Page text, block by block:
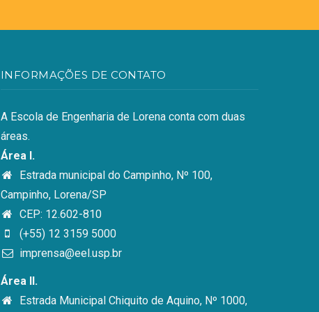
INFORMAÇÕES DE CONTATO
A Escola de Engenharia de Lorena conta com duas
áreas.
Área I.
Estrada municipal do Campinho, Nº 100,
Campinho, Lorena/SP
CEP: 12.602-810
(+55) 12 3159 5000
imprensa@eel.usp.br
Área II.
Estrada Municipal Chiquito de Aquino, Nº 1000,